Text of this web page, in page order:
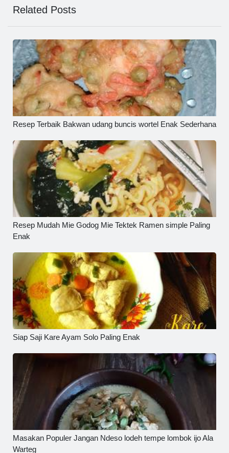
Related Posts
Resep Terbaik Bakwan udang buncis wortel Enak Sederhana
Resep Mudah Mie Godog Mie Tektek Ramen simple Paling
Enak
Siap Saji Kare Ayam Solo Paling Enak
Masakan Populer Jangan Ndeso lodeh tempe lombok ijo Ala
Warteg